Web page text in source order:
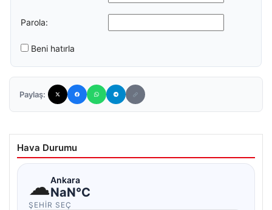
Parola:
Beni hatırla
Paylaş:
Hava Durumu
☁Ankara
NaN°C
ŞEHIR SEÇ